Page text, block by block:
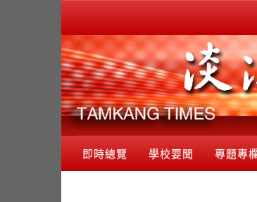
即時總覽 學校要聞 專題專